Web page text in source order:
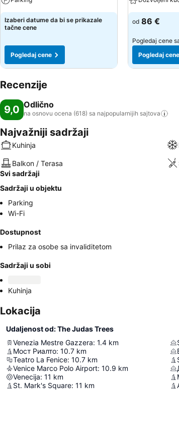
Izaberi datume da bi se prikazale
tačne cene
Pogledaj cene
od 86 €
Pogledaj cene
Pogledaj cene
Recenzije
9,0 Odlično
na osnovu ocena (618) sa najpopularnijih sajtova
Najvažniji sadržaji
Kuhinja
Balkon / Terasa
Svi sadržaji
Sadržaji u objektu
Parking
Wi-Fi
Dostupnost
Prilaz za osobe sa invaliditetom
Sadržaji u sobi
Kuhinja
Lokacija
Udaljenost od: The Judas Trees
Venezia Mestre Gazzera: 1.4 km
Мост Риалто: 10.7 km
Teatro La Fenice: 10.7 km
Venice Marco Polo Airport: 10.9 km
Venecija: 11 km
St. Mark's Square: 11 km